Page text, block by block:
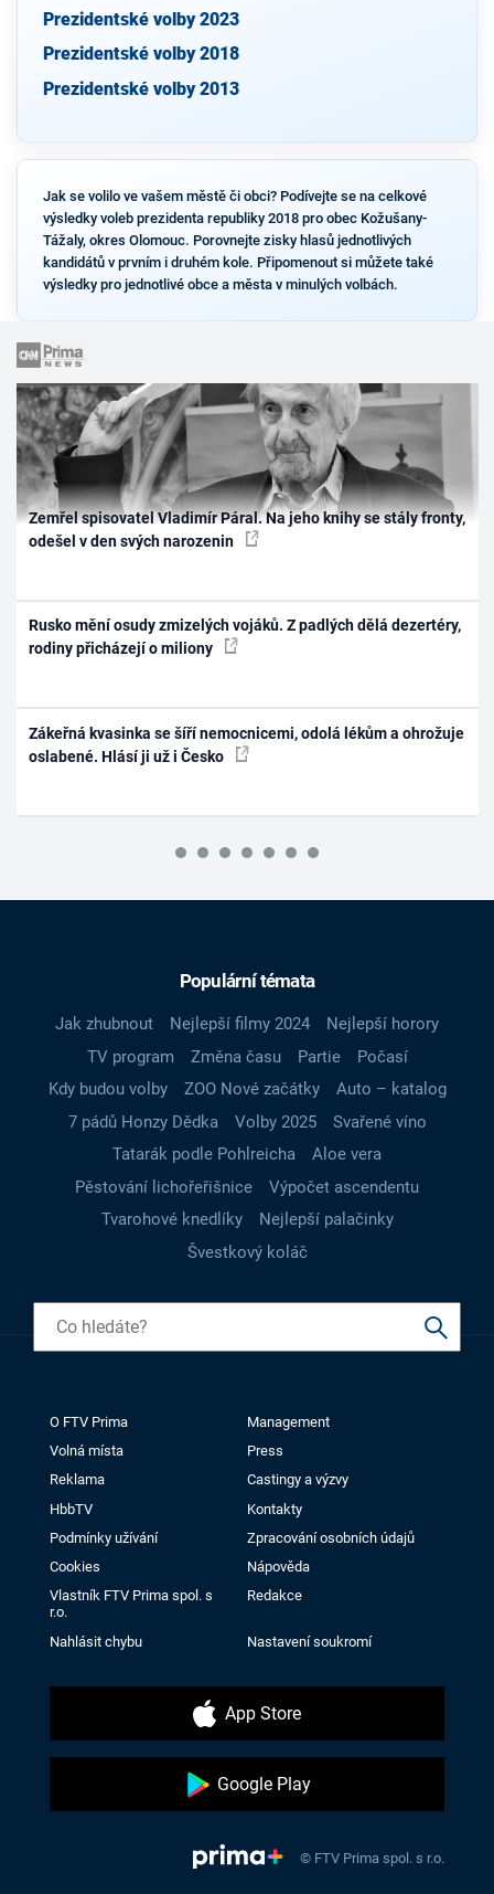
Prezidentské volby 2023
Prezidentské volby 2018
Prezidentské volby 2013
Jak se volilo ve vašem městě či obci? Podívejte se na celkové
výsledky voleb prezidenta republiky 2018 pro obec Kožušany-
Tážaly, okres Olomouc. Porovnejte zisky hlasů jednotlivých
kandidátů v prvním i druhém kole. Připomenout si můžete také
výsledky pro jednotlivé obce a města v minulých volbách.
Zemřel spisovatel Vladimír Páral. Na jeho knihy se stály fronty,
odešel v den svých narozenin
Rusko mění osudy zmizelých vojáků. Z padlých dělá dezertéry,
rodiny přicházejí o miliony
Zákeřná kvasinka se šíří nemocnicemi, odolá lékům a ohrožuje
oslabené. Hlásí ji už i Česko
Populární témata
Jak zhubnout Nejlepší filmy 2024
Nejlepší horory
TV program
Změna času Partie
Počasí
Kdy budou volby
ZOO Nové začátky
Auto – katalog
7 pádů Honzy Dědka
Volby 2025
Svařené víno
Tatarák podle Pohlreicha
Aloe vera
Pěstování lichořeřišnice
Výpočet ascendentu
Tvarohové knedlíky
Nejlepší palačinky
Švestkový koláč
O FTV Prima
Management
Volná místa
Press
Reklama
Castingy a výzvy
HbbTV
Kontakty
Podmínky užívání
Zpracování osobních údajů
Cookies
Nápověda
Vlastník FTV Prima spol. s
r.o.
Redakce
Nahlásit chybu Nastavení soukromí
App Store
Google Play
© FTV Prima spol. s r.o.